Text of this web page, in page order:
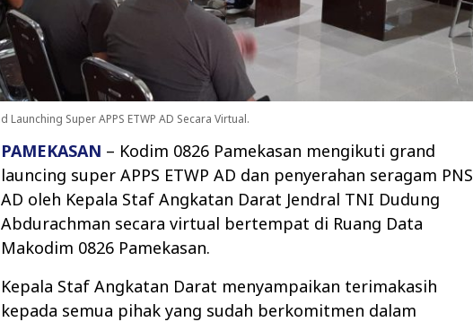
Super APPS ETWP AD Secara Virtual.
PAMEKASAN – Kodim 0826 Pamekasan mengikuti grand
launcing super APPS ETWP AD dan penyerahan seragam PNS
AD oleh Kepala Staf Angkatan Darat Jendral TNI Dudung
Abdurachman secara virtual bertempat di Ruang Data
Makodim 0826 Pamekasan.
Kepala Staf Angkatan Darat menyampaikan terimakasih
kepada semua pihak yang sudah berkomitmen dalam